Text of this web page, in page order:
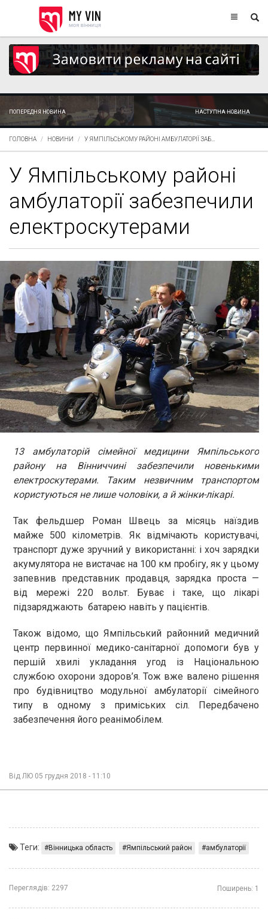
ПОПЕРЕДНЯ НОВИНА НАСТУПНА НОВИНА
ГОЛОВНА НОВИНИ У ЯМПІЛЬСЬКОМУ РАЙОНІ АМБУЛАТОРІЇ ЗАБ...
У Ямпільському районі
амбулаторії забезпечили
електроскутерами
13 амбулаторій сімейної медицини Ямпільського
району на Вінниччині забезпечили новенькими
електроскутерами. Таким незвичним транспортом
користуються не лише чоловіки, а й жінки-лікарі.
Так фельдшер Роман Швець за місяць наїздив
майже 500 кілометрів. Як відмічають користувачі,
транспорт дуже зручний у використанні: і хоч зарядки
акумулятора не вистачає на 100 км пробігу, як у цьому
запевнив представник продавця, зарядка проста —
від мережі 220 вольт. Буває і таке, що лікарі
підзаряджають батарею навіть у пацієнтів.
Також відомо, що Ямпільський районний медичний
центр первинної медико-санітарної допомоги був у
першій хвилі укладання угод із Національною
службою охорони здоров’я. Тож вже валено рішення
про будівництво модульної амбулаторії сімейного
типу в одному з приміських сіл. Передбачено
забезпечення його реанімобілем.
Від ЛЮ 05 грудня 2018 - 11:10
Теги: Вінницька область Ямпільський район амбулаторії
Переглядів: 2297 Поширень: 1